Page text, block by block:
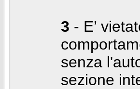
3 - E’
senza
sezione